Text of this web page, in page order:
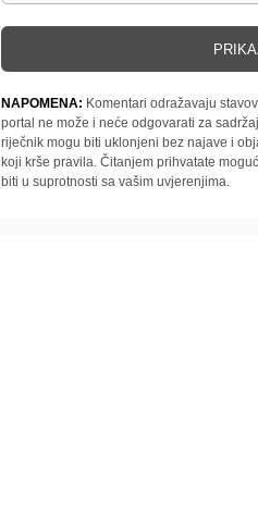
NAPOMENA: Komentari odražavaju
portal ne može i neće odgovarati za
riječnik mogu biti uklonjeni bez najave i
koji krše pravila. Čitanjem prihvatate
biti u suprotnosti sa vašim uvjerenjima.